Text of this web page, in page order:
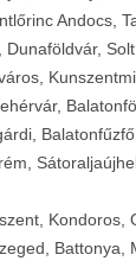
Andocs,
Kondoros,
Battonya,